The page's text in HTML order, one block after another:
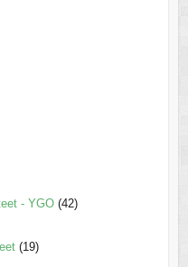
- YGO (42)
(19)